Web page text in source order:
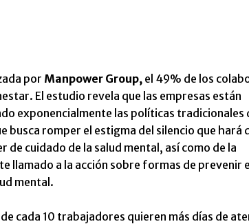
por Manpower Group, el 49% de los
El estudio revela que las empresas están
exponencialmente las políticas tradicionales
romper el estigma del silencio que hará
cuidado de la salud mental, así como de la
llamado a la acción sobre formas de prevenir
mental.
cada 10 trabajadores quieren más días de